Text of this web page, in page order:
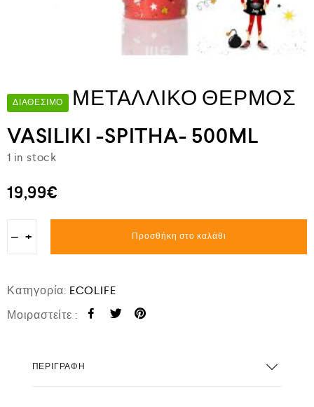
ΔΙΑΘΈΣΙΜΟ
ΜΕΤΑΛΛΙΚΟ ΘΕΡΜΟΣ
VASILIKI -SPITHA- 500ML
1 in stock
19,99€
− + Προσθήκη στο καλάθι
Κατηγορία: ECOLIFE
Μοιραστείτε :
ΠΕΡΙΓΡΑΦΉ